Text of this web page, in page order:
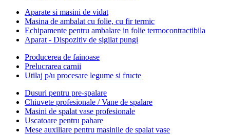
Aparate si masini de vidat
Masina de ambalat cu folie, cu fir termic
Echipamente pentru ambalare in folie termocontractibila
Aparat - Dispozitiv de sigilat pungi
Producerea de fainoase
Prelucrarea carnii
Utilaj p/u procesare legume si fructe
Dusuri pentru pre-spalare
Chiuvete profesionale / Vane de spalare
Masini de spalat vase profesionale
Uscatoare pentru pahare
Mese auxiliare pentru masinile de spalat vase